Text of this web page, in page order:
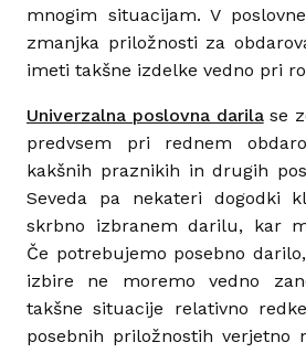
mnogim situacijam. V
zmanjka priložnosti za
imeti takšne izdelke vedno pri
Univerzalna poslovna darilase
predvsem pri rednem
kakšnih praznikih in drugih
Seveda pa nekateri dogodki
skrbno izbranem darilu, kar
Če potrebujemo posebno
izbire ne moremo vedno
takšne situacije relativno
posebnih priložnostih verjetno